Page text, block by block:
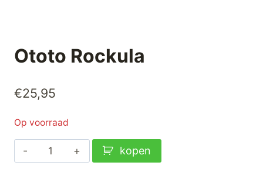
Ototo Rockula
€25,95
Op voorraad
Ototo
Rockula
kopen